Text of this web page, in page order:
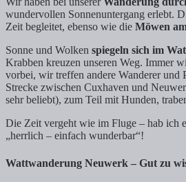
wundervollen Sonnenuntergang erlebt.
Zeit begleitet, ebenso wie die Möwen
Sonne und Wolken spiegeln sich im
Krabben kreuzen unseren Weg. Immer
vorbei, wir treffen andere Wanderer und
Strecke zwischen Cuxhaven und
sehr beliebt), zum Teil mit Hunden,
Die Zeit vergeht wie im Fluge – hab ich
„herrlich – einfach wunderbar“!
Wattwanderung Neuwerk – Gut zu